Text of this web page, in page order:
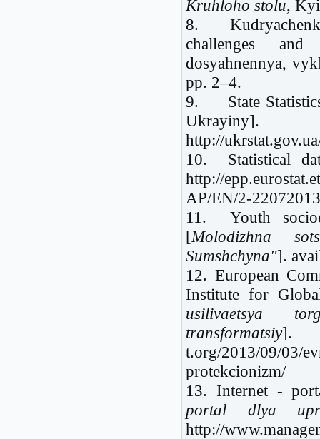
Kruhloho stolu,
8.
challenges
dosyahnennya,
pp. 2–4.
9. State
http://
10. Statistical
http://
AP/EN/2-
11. Youth
[Molodizhna
Sumshchyna"].
12. European
Institute for
usilivaetsya
transformatsiy].
t.org/2013/09/03/
protekcionizm/
13. Internet -
portal dlya
http://